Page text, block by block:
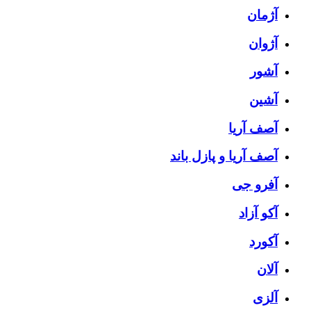
آژمان
آژوان
آشور
آشین
آصف آریا
آصف آریا و پازل باند
آفرو جی
آکو آزاد
آکورد
آلان
آلزی